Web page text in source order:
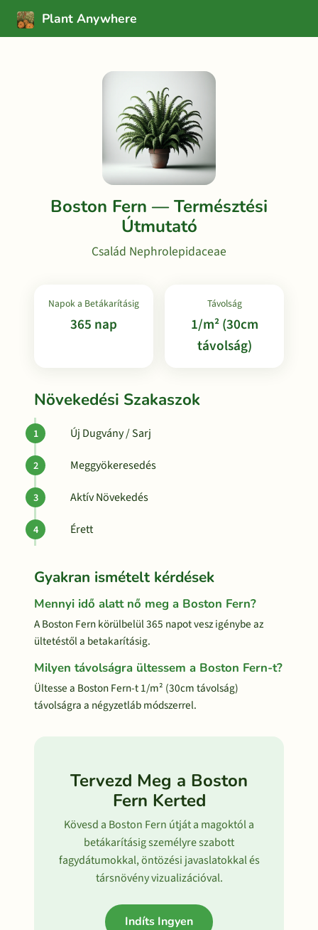
Plant Anywhere
Boston Fern — Természtési
Útmutató
Család Nephrolepidaceae
Napok a Betákarításig
365 nap
Távolság
1/m² (30cm
távolság)
Növekedési Szakaszok
Új Dugvány / Sarj
Meggyökeresedés
Aktív Növekedés
Érett
Gyakran ismételt kérdések
Mennyi idő alatt nő meg a Boston Fern?
A Boston Fern körülbelül 365 napot vesz igénybe az
ültetéstől a betakarításig.
Milyen távolságra ültessem a Boston Fern-t?
Ültesse a Boston Fern-t 1/m² (30cm távolság)
távolságra a négyzetláb módszerrel.
Tervezd Meg a Boston
Fern Kerted
Kövesd a Boston Fern útját a magoktól a
betákarításig személyre szabott
fagydátumokkal, öntözési javaslatokkal és
társnövény vizualizációval.
Indíts Ingyen